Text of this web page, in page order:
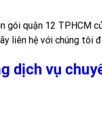
gói quận 12 TPHCM
liên hệ với chúng
dịch vụ